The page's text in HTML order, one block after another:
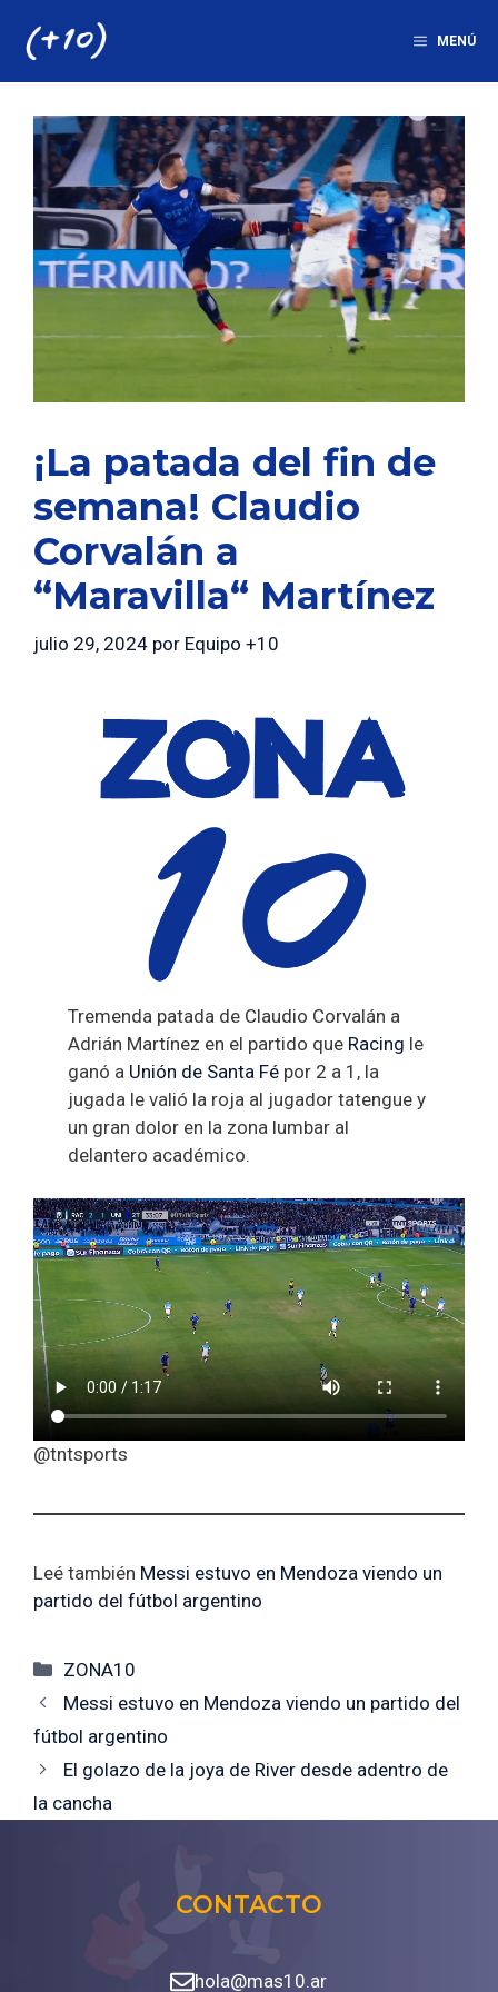
MENÚ
¡La patada del fin de
semana! Claudio
Corvalán a
“Maravilla“ Martínez
julio 29, 2024 por Equipo +10
Tremenda patada de Claudio Corvalán a
Adrián Martínez en el partido que Racing le
ganó a Unión de Santa Fé por 2 a 1, la
jugada le valió la roja al jugador tatengue y
un gran dolor en la zona lumbar al
delantero académico.
@tntsports
Leé también Messi estuvo en Mendoza viendo un
partido del fútbol argentino
Categorías
ZONA10
Messi estuvo en Mendoza viendo un partido del
fútbol argentino
El golazo de la joya de River desde adentro de
la cancha
CONTACTO
hola@mas10.ar